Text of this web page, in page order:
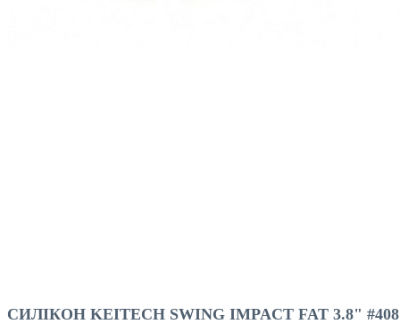
СИЛІКОН KEITECH SWING IMPACT FAT 3.8" #408